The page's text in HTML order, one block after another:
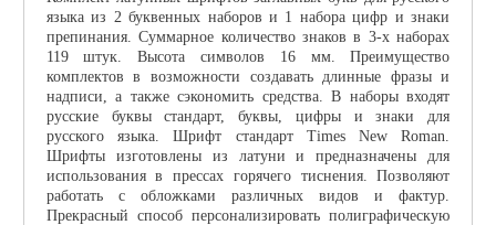
языка из 2 буквенных наборов и 1 набора цифр и знаки
препинания. Суммарное количество знаков в 3-х наборах
119 штук. Высота символов 16 мм. Преимущество
комплектов в возможности создавать длинные фразы и
надписи, а также сэкономить средства. В наборы входят
русские буквы стандарт, буквы, цифры и знаки для
русского языка. Шрифт стандарт Times New Roman.
Шрифты изготовлены из латуни и предназначены для
использования в прессах горячего тиснения. Позволяют
работать с обложками различных видов и фактур.
Прекрасный способ персонализировать полиграфическую